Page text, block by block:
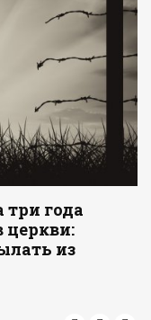
года
церкви:
из